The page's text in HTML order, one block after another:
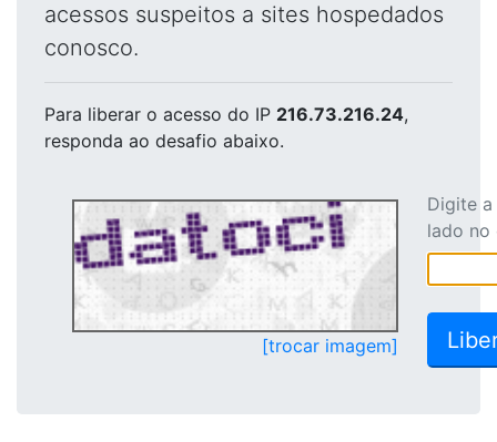
acessos suspeitos a sites hospedados
conosco.
Para liberar o acesso do IP 216.73.216.24,
responda ao desafio abaixo.
[trocar imagem]
Digite
lado no